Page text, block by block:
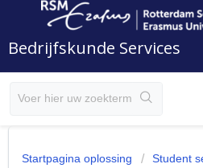
Bedrijfskunde Services
Startpagina oplossing
Student